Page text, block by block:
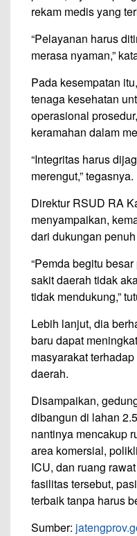
rekam medis yang
“Pelayanan harus
merasa nyaman,”
Pada kesempatan
tenaga kesehatan
operasional
keramahan dalam
“Integritas harus
merengut,” tegasnya.
Direktur RSUD RA
menyampaikan,
dari dukungan
“Pemda begitu
sakit daerah tidak
tidak mendukung,”
Lebih lanjut, dia
baru dapat
masyarakat
daerah.
Disampaikan,
dibangun di lahan
nantinya mencakup
area komersial,
ICU, dan ruang
fasilitas tersebut,
terbaik tanpa harus
Sumber: